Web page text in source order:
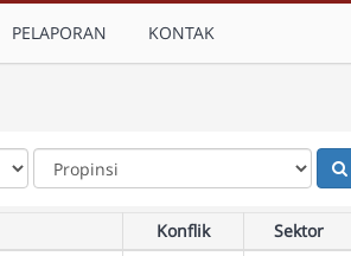
PELAPORAN KONTAK
Konflik
Sektor